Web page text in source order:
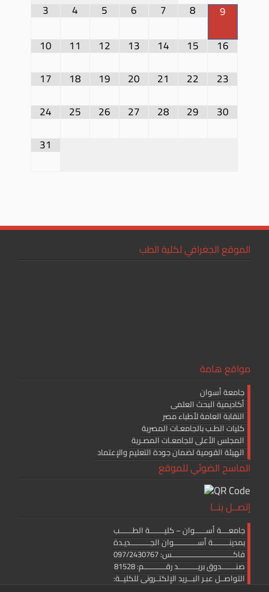
3
4 5 6 7 8
9
10
11 12 13 14 15
16
17
18 19 20 21 22
23
24
25 26 27 28 29
30
31
الموقع الجغرافي لكلية الطب
مواقع هامة
جامعة أسوان
أكاديمية البحث العلمى
النقابة العامة لأطباء مصر
كليات الطـب بالجامعـات المصرية
المجلس الأعلى للجامعـات المصـرية
الهيئة القومية لضمان جودة التعليم والإعتماد
الماسح الضوئي للموقع
إتصــل بنــا
جامعــــة أســــــوان – كليــــــــة الطـــــــب
بمدينـــــــــة أســـــــــــــوان الجـــــــــــديـدة
فاكــــــــــــــــــــــــــــــــــس: 097/2430767
صنــــــــدوق بريـــــــــــد رقــــــــــــم: 81528
التواصــل عبـر البـــريد الإلكتــرونى للكليــة: